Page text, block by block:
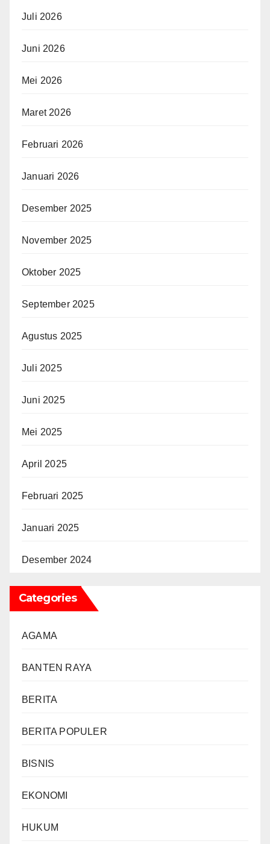
Juli 2026
Juni 2026
Mei 2026
Maret 2026
Februari 2026
Januari 2026
Desember 2025
November 2025
Oktober 2025
September 2025
Agustus 2025
Juli 2025
Juni 2025
Mei 2025
April 2025
Februari 2025
Januari 2025
Desember 2024
Categories
AGAMA
BANTEN RAYA
BERITA
BERITA POPULER
BISNIS
EKONOMI
HUKUM